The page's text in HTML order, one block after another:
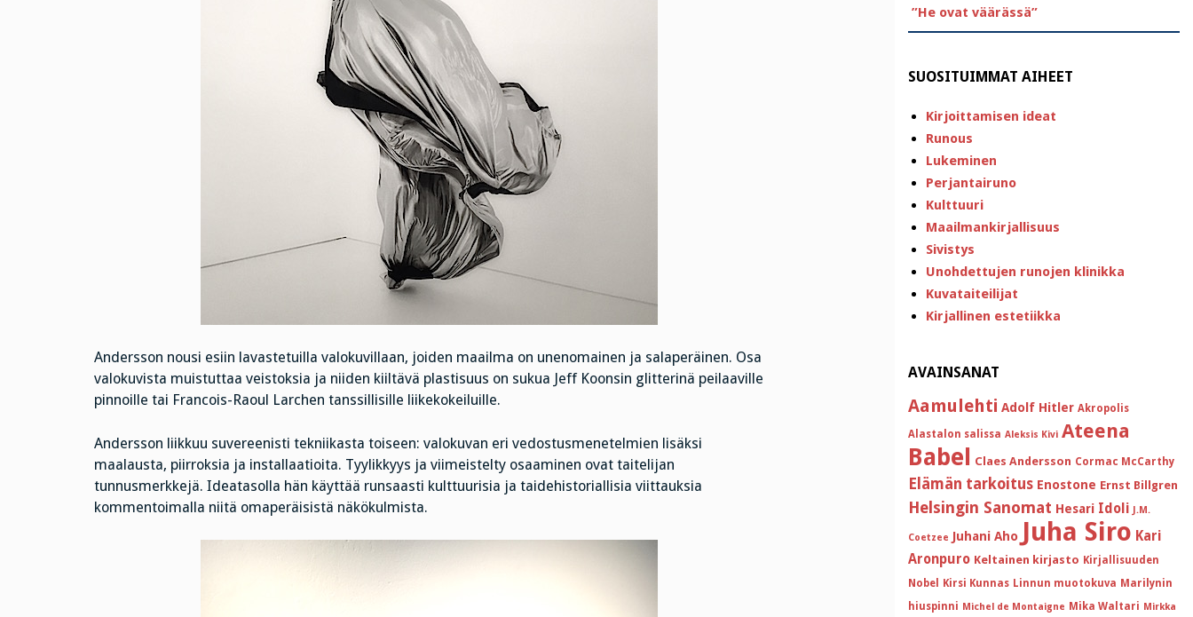
Andersson nousi esiin lavastetuilla valokuvillaan, joiden maailma on unenomainen ja salaperäinen. Osa
valokuvista muistuttaa veistoksia ja niiden kiiltävä plastisuus on sukua Jeff Koonsin glitterinä peilaaville
pinnoille tai Francois-Raoul Larchen tanssillisille liikekokeiluille.
Andersson liikkuu suvereenisti tekniikasta toiseen: valokuvan eri vedostusmenetelmien lisäksi
maalausta, piirroksia ja installaatioita. Tyylikkyys ja viimeistelty osaaminen ovat taitelijan
tunnusmerkkejä. Ideatasolla hän käyttää runsaasti kulttuurisia ja taidehistoriallisia viittauksia
kommentoimalla niitä omaperäisistä näkökulmista.
”He ovat väärässä”
SUOSITUIMMAT AIHEET
Kirjoittamisen ideat
Runous
Lukeminen
Perjantairuno
Kulttuuri
Maailmankirjallisuus
Sivistys
Unohdettujen runojen klinikka
Kuvataiteilijat
Kirjallinen estetiikka
AVAINSANAT
Aamulehti Adolf Hitler Akropolis
Alastalon salissa Aleksis Kivi Ateena
Babel Claes Andersson Cormac McCarthy
Elämän tarkoitus Enostone Ernst Billgren
Helsingin Sanomat Hesari Idoli J.M.
Coetzee Juhani Aho Juha Siro Kari
Aronpuro Keltainen kirjasto Kirjallisuuden
Nobel
Kirsi Kunnas Linnun muotokuva Marilynin
hiuspinni Michel de Montaigne Mika Waltari Mirkka